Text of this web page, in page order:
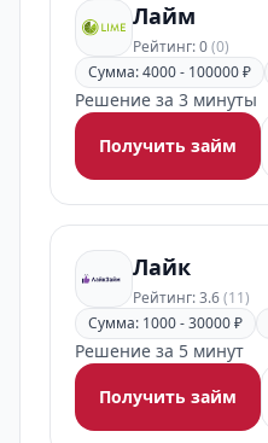
Лайм
Рейтинг: 0(0)
Сумма: 4000 - 100000 ₽
Решение за 3 минуты
Получить займ
Лайк
Рейтинг: 3.6(11)
Сумма: 1000 - 30000 ₽
Решение за 5 минут
Получить займ